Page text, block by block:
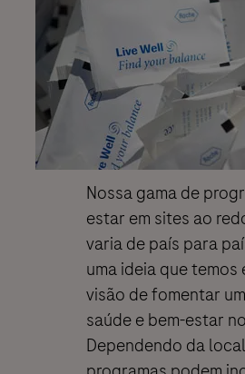
Nossa gama de
estar em sites ao
varia de país para
uma ideia que temos
visão de fomentar
saúde e bem-estar
Dependendo da